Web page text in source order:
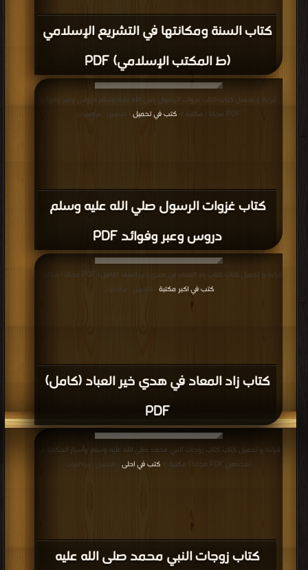
كتاب السنة ومكانتها في التشريع الإسلامي
(ط المكتب الإسلامي) PDF
كتاب غزوات الرسول صلي الله عليه وسلم
دروس وعبر وفوائد PDF
قراءة و تحميل كتاب كتاب غزوات الرسول صلي الله عليه وسلم دروس وعبر وفوائد
PDF مجانا | مكتبة >
كتب في تحميل | التحميل : مرة/مرات
كتاب زاد المعاد في هدي خير العباد (كامل)
PDF
قراءة و تحميل كتاب كتاب زاد المعاد في هدي خير العباد (كامل) PDF مجانا | مكتبة >
كتب في اكبر مكتبة | التحميل : مرة/مرات
كتاب زوجات النبي محمد صلى الله عليه
قراءة و تحميل كتاب كتاب زوجات النبي محمد صلى الله عليه وسلم وأسرار الحكمة في
تعددهن PDF مجانا | مكتبة >
كتب في احلى | التحميل : مرة/مرات